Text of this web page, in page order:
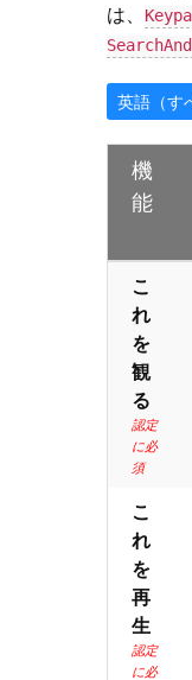
は、
英語（す
機
能
こ
れ
を
観
る
認定
に必
須
こ
れ
を
再
生
認定
に必